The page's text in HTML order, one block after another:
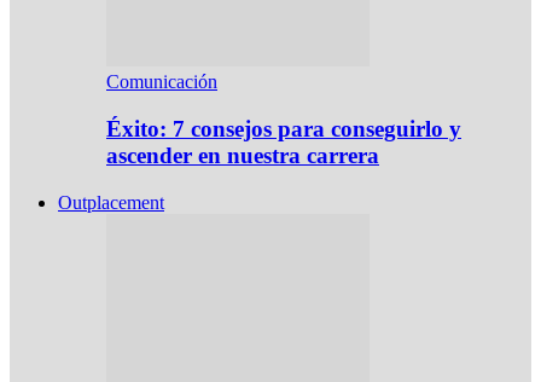
Comunicación
Éxito: 7 consejos para conseguirlo y
ascender en nuestra carrera
Outplacement